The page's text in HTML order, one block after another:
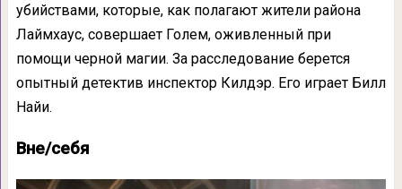
убийствами, которые, как полагают жители района
Лаймхаус, совершает Голем, оживленный при
помощи черной магии. За расследование берется
опытный детектив инспектор Килдэр. Его играет Билл
Найи.
Вне/себя